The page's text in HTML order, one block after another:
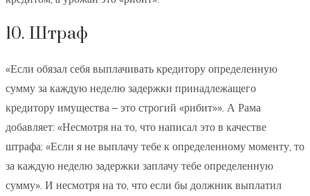
10. Штраф
«Если обязал себя выплачивать кредитору определенную
сумму за каждую неделю задержки принадлежащего
кредитору имущества – это строгий «рибит»». А Рама
добавляет: «Несмотря на то, что написал это в качестве
штрафа: «Если я не выплачу тебе к определенному моменту, то
за каждую неделю задержки заплачу тебе определенную
сумму». И несмотря на то, что если бы должник выплатил